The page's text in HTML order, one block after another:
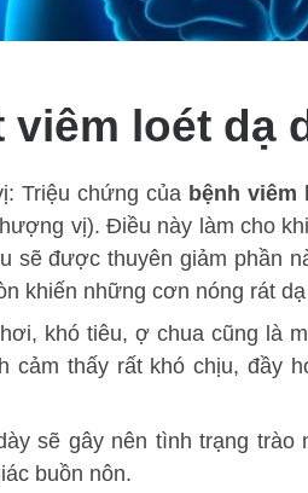
viêm loét dạ
Triệu chứng của bệnh viêm
vị). Điều này làm cho
sẽ được thuyên giảm phần
khiến những cơn nóng rát
khó tiêu, ợ chua cũng là
cảm thấy rất khó chịu, đầy
sẽ gây nên tình trạng
buồn nôn.